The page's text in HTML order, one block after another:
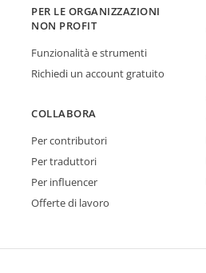
PER LE ORGANIZZAZIONI
NON PROFIT
Funzionalità e strumenti
Richiedi un account gratuito
COLLABORA
Per contributori
Per traduttori
Per influencer
Offerte di lavoro